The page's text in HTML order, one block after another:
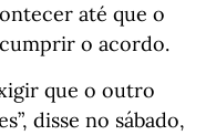
até que o
o acordo.
que o outro
disse no sábado,